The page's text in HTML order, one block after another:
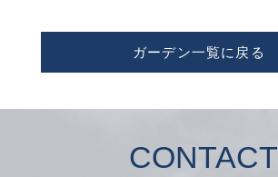
ガーデン一覧に戻る
CONTACT